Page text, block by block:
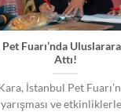
Fuarı’nda
Attı!
İstanbul Pet
ve etkinliklerle